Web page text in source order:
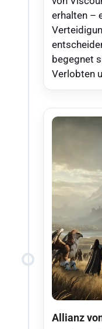
erhalten –
begegnet
Verlobten
Allianz